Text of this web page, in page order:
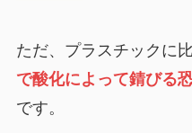
ただ、プラスチックに
で酸化によって錆びる
です。